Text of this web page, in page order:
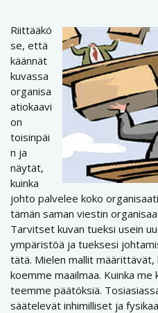
Riittääkö
se, että
käännät
kuvassa
organisa
atiokaavi
on
toisinpäi
n ja
näytät,
kuinka
johto palvelee koko
tämän saman viestin
Tarvitset kuvan tueksi usein
ympäristöä ja tueksesi
tätä. Mielen mallit määrittävät,
koemme maailmaa. Kuinka
teemme päätöksiä.
säätelevät inhimilliset ja